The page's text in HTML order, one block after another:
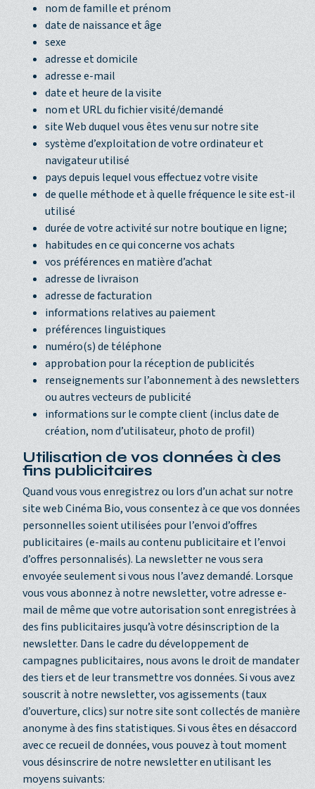
nom de famille et prénom
date de naissance et âge
sexe
adresse et domicile
adresse e-mail
date et heure de la visite
nom et URL du fichier visité/demandé
site Web duquel vous êtes venu sur notre site
système d’exploitation de votre ordinateur et
navigateur utilisé
pays depuis lequel vous effectuez votre visite
de quelle méthode et à quelle fréquence le site est-il
utilisé
durée de votre activité sur notre boutique en ligne;
habitudes en ce qui concerne vos achats
vos préférences en matière d’achat
adresse de livraison
adresse de facturation
informations relatives au paiement
préférences linguistiques
numéro(s) de téléphone
approbation pour la réception de publicités
renseignements sur l’abonnement à des newsletters
ou autres vecteurs de publicité
informations sur le compte client (inclus date de
création, nom d’utilisateur, photo de profil)
Utilisation de vos données à des
fins publicitaires
Quand vous vous enregistrez ou lors d’un achat sur notre
site web Cinéma Bio, vous consentez à ce que vos données
personnelles soient utilisées pour l’envoi d’offres
publicitaires (e-mails au contenu publicitaire et l’envoi
d’offres personnalisés). La newsletter ne vous sera
envoyée seulement si vous nous l’avez demandé. Lorsque
vous vous abonnez à notre newsletter, votre adresse e-
mail de même que votre autorisation sont enregistrées à
des fins publicitaires jusqu’à votre désinscription de la
newsletter. Dans le cadre du développement de
campagnes publicitaires, nous avons le droit de mandater
des tiers et de leur transmettre vos données. Si vous avez
souscrit à notre newsletter, vos agissements (taux
d’ouverture, clics) sur notre site sont collectés de manière
anonyme à des fins statistiques. Si vous êtes en désaccord
avec ce recueil de données, vous pouvez à tout moment
vous désinscrire de notre newsletter en utilisant les
moyens suivants: